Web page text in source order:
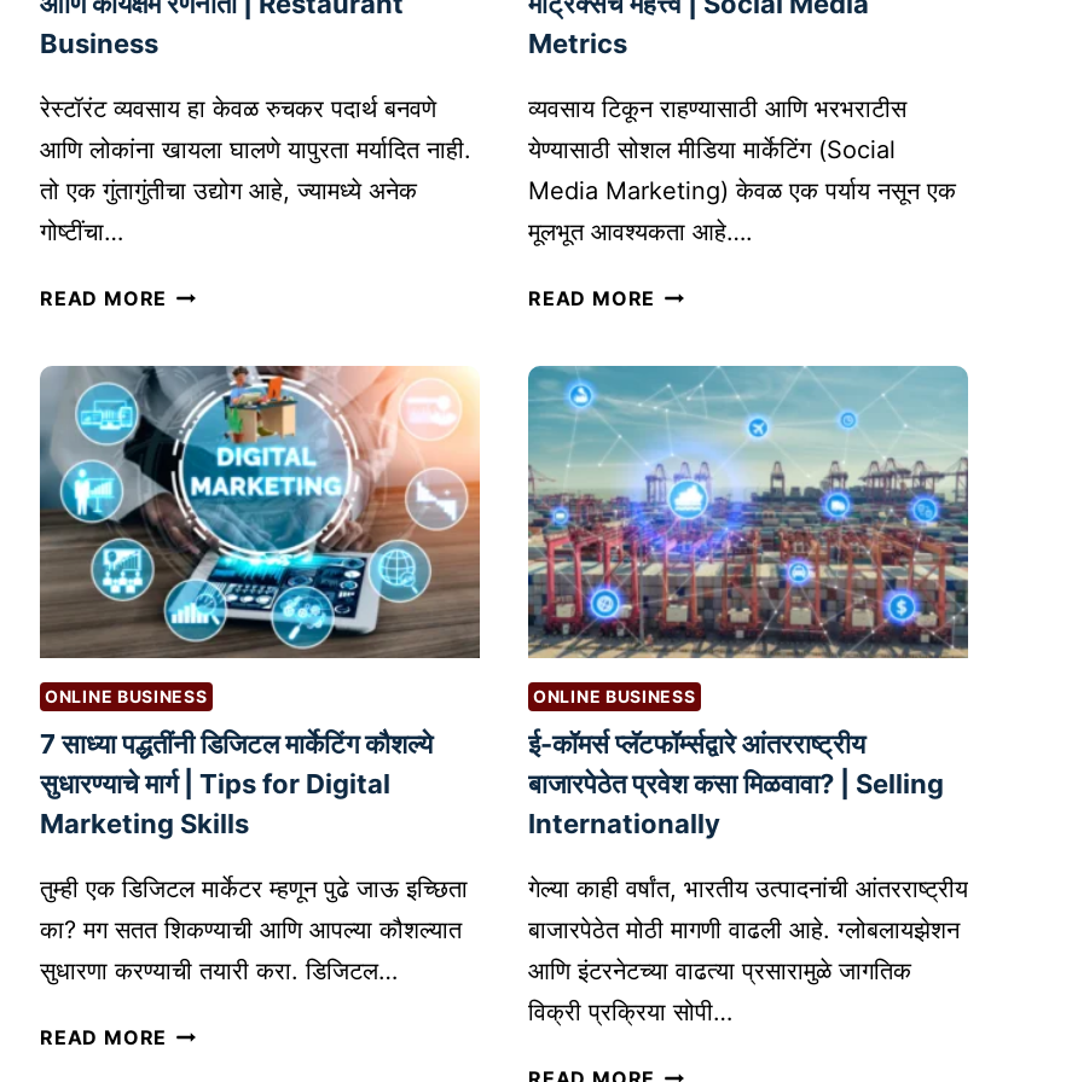
ना
से
मि
ळ
ऑ
-
डि
मां
उ
नां
ची
या
दी
आ
णि
त्या
ब
द्द
ल
चे
वि
श्ले
ष
(
O
D
B
S
Business
रेस्टॉरंट व्यवसाय हा केवळ रुचकर पदार्थ बनवणे
आणि लोकांना खायला घालणे यापुरता मर्यादित नाही.
तो एक गुंतागुंतीचा उद्योग आहे, ज्यामध्ये अनेक
गोष्टींचा…
READ MORE
ट
व्य
व
सा
या
ची
उ
भा
र
णी
:
आ
व
श्य
क
घ
क
आ
का
Metrics
व्यवसाय टिकून राहण्यासाठी आणि भरभराटीस
येण्यासाठी सोशल मीडिया मार्केटिंग (Social
Media Marketing) केवळ एक पर्याय नसून एक
मूलभूत आवश्यकता आहे….
READ MORE व्य
या
च्या
जा
हि
रा
तीं
सा
ठी
सो
श
ल
मी
डि
या
ट्रि
क्स
चे
म
ह
ONLINE BUSINESS
7 साध्या पद्धतींनी डिजिटल मार्केटिंग कौशल्ये
सुधारण्याचे मार्ग | Tips for Digital
Marketing Skills
तुम्ही एक डिजिटल मार्केटर म्हणून पुढे जाऊ इच्छिता
का? मग सतत शिकण्याची आणि आपल्या कौशल्यात
सुधारणा करण्याची तयारी करा. डिजिटल…
READ MORE 7
ONLINE BUSINESS
ई-कॉमर्स प्लॅटफॉर्म्सद्वारे आंतरराष्ट्रीय
बाजारपेठेत प्रवेश कसा मिळवावा? | Selling
Internationally
गेल्या काही वर्षांत, भारतीय उत्पादनांची आंतरराष्ट्रीय
बाजारपेठेत मोठी मागणी वाढली आहे. ग्लोबलायझेशन
आणि इंटरनेटच्या वाढत्या प्रसारामुळे जागतिक
विक्री प्रक्रिया सोपी…